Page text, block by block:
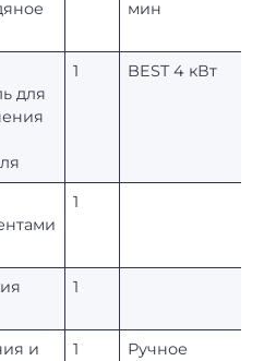
мин
для
1 BEST 4 кВт
1
1
и
1
Ручное